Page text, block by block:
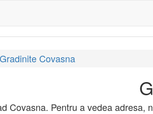
Gradinite Covasna
Covasna. Pentru a vedea